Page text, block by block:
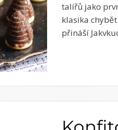
talířů jako
klasika
přináší